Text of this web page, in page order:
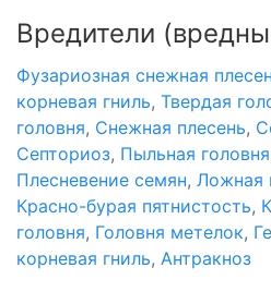
Вредители
Фузариозная снежная
корневая гниль, Твердая
головня, Снежная плесень,
Септориоз, Пыльная головня
Плесневение семян, Ложная
Красно-бурая пятнистость,
головня, Головня метелок,
корневая гниль, Антракноз